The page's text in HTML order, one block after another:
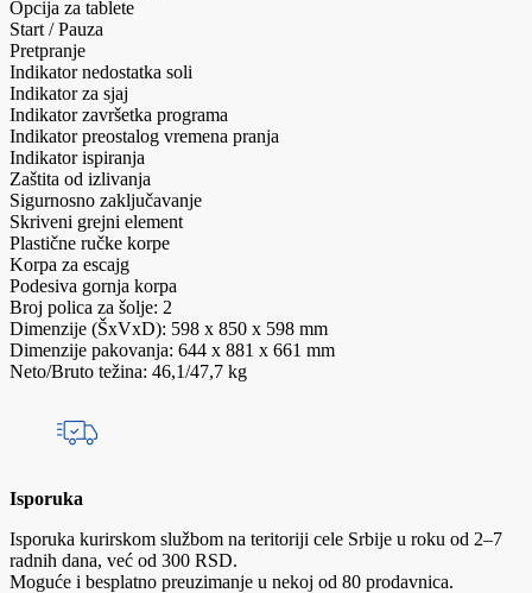
Opcija za tablete
Start / Pauza
Pretpranje
Indikator nedostatka soli
Indikator za sjaj
Indikator završetka programa
Indikator preostalog vremena pranja
Indikator ispiranja
Zaštita od izlivanja
Sigurnosno zaključavanje
Skriveni grejni element
Plastične ručke korpe
Korpa za escajg
Podesiva gornja korpa
Broj polica za šolje: 2
Dimenzije (ŠxVxD): 598 x 850 x 598 mm
Dimenzije pakovanja: 644 x 881 x 661 mm
Neto/Bruto težina: 46,1/47,7 kg
Isporuka
Isporuka kurirskom službom na teritoriji cele Srbije u roku od 2–7
radnih dana, već od 300 RSD.
Moguće i besplatno preuzimanje u nekoj od 80 prodavnica.